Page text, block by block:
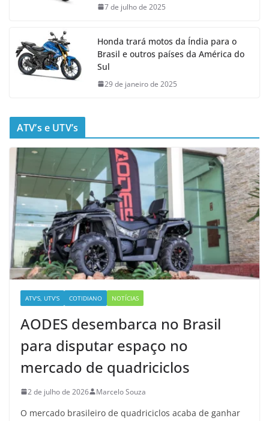
7 de julho de 2025
Honda trará motos da Índia para o
Brasil e outros países da América do
Sul
29 de janeiro de 2025
ATV’s e UTV’s
ATV'S, UTV'S COTIDIANO NOTÍCIAS
AODES desembarca no Brasil
para disputar espaço no
mercado de quadriciclos
2 de julho de 2026 Marcelo Souza
O mercado brasileiro de quadriciclos acaba de ganhar